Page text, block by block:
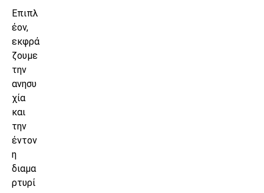
Επιπλ
έον,
εκφρά
ζουμε
την
ανησυ
χία
και
την
έντον
η
διαμα
ρτυρί